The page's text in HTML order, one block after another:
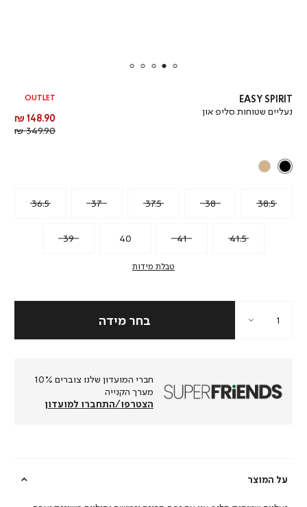
EASY SPIRIT
נעליים שטוחות סליפ און
OUTLET
מחיר
מוצר
148.90 ₪
349.90 ₪
36.5 37 37.5 38 38.5
39 40 41 41.5
טבלת מידות
חברי המועדון שלנו צוברים 10%
מערך הקנייה
הצטרפו/התחברו למועדון
על המוצר